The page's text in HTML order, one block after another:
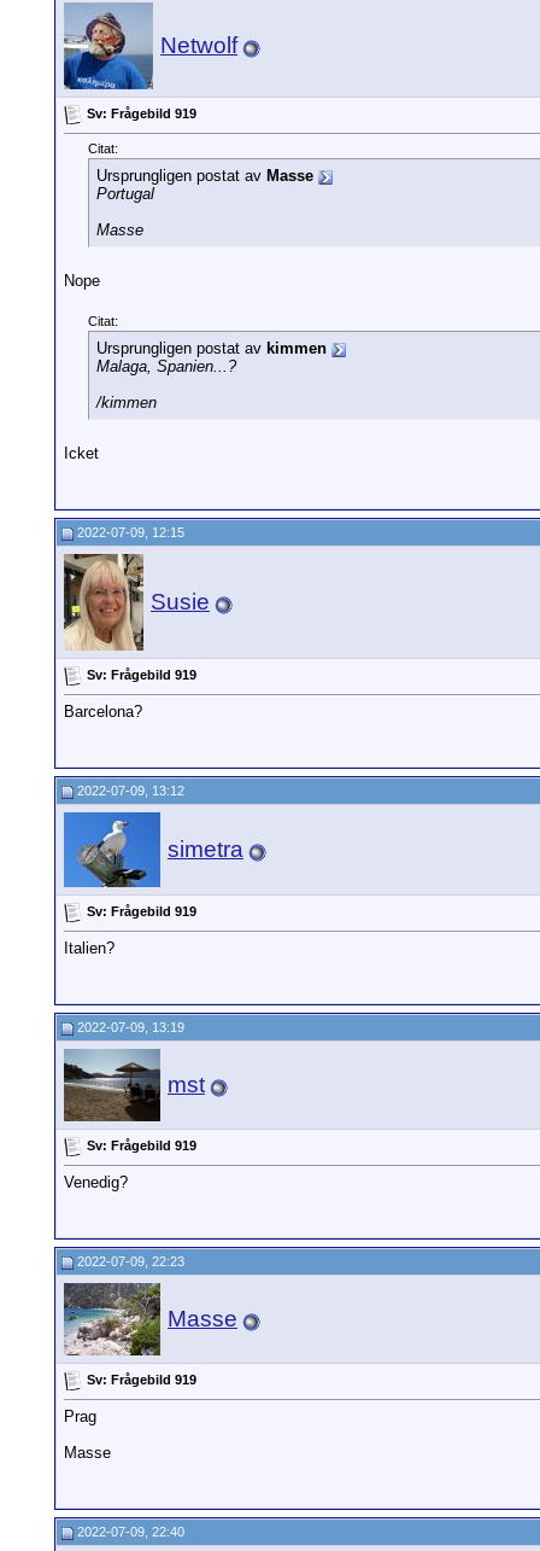
Netwolf
Sv: Frågebild 919
Citat:
Ursprungligen postat av Masse
Portugal
Masse
Nope
Citat:
Ursprungligen postat av kimmen
Malaga, Spanien...?
/kimmen
Icket
2022-07-09, 12:15
Susie
Sv: Frågebild 919
Barcelona?
2022-07-09, 13:12
simetra
Sv: Frågebild 919
Italien?
2022-07-09, 13:19
mst
Sv: Frågebild 919
Venedig?
2022-07-09, 22:23
Masse
Sv: Frågebild 919
Prag
Masse
2022-07-09, 22:40